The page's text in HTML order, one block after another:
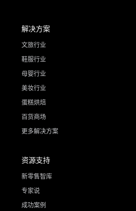
解决方案
文旅行业
鞋服行业
母婴行业
美妆行业
蛋糕烘焙
百货商场
更多解决方案
资源支持
新零售智库
专家说
成功案例